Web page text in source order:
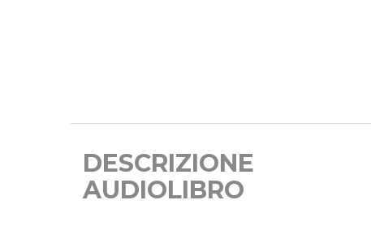
DESCRIZIONE
AUDIOLIBRO